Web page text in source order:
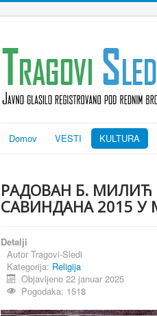
Domov VESTI KULTURA
РАДОВАН Б. МИЛИЋ
САВИНДАНА 2015 У
Detalji
Autor Tragovi-Sledi
Kategorija: Religija
Objavljeno 22 januar 2025
Pogodaka: 1518